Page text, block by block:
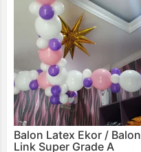
Balon Latex Ekor / Balon
Link Super Grade A